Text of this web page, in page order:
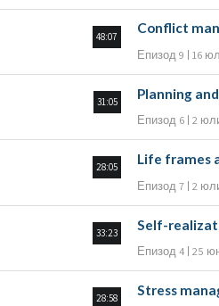
48:07
Conflict
Епизод 9 16
31:05
Planning
Епизод 6 2
28:05
Life frames
Епизод 7 2
33:23
Self-
Епизод 4 25
28:58
Stress